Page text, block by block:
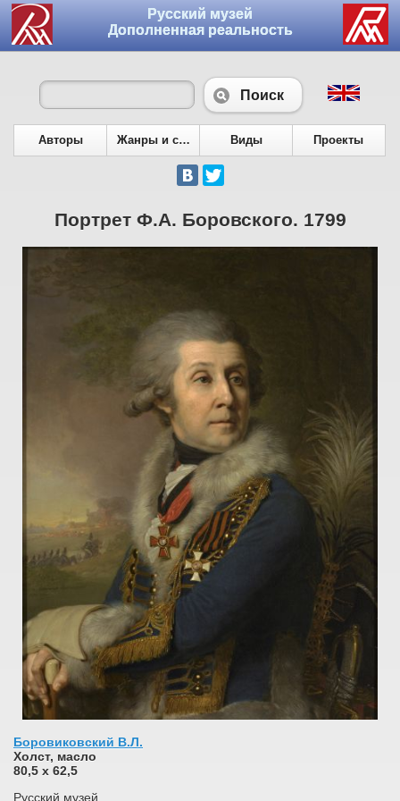
Русский музей
Дополненная реальность
Поиск
Авторы Жанры и сюжеты Виды Проекты
Портрет Ф.А. Боровского. 1799
Боровиковский В.Л.
Холст, масло
80,5 x 62,5
Русский музей